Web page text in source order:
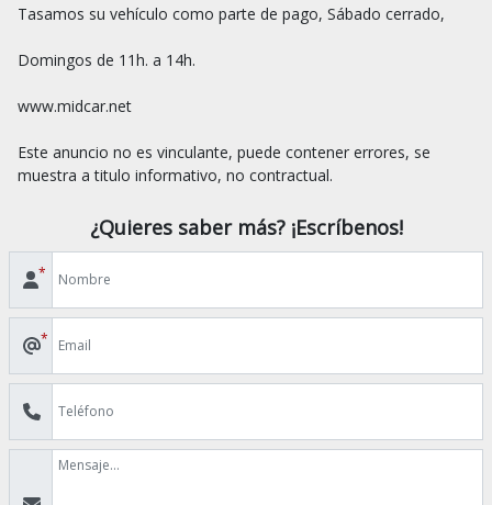
Tasamos su vehículo como parte de pago, Sábado cerrado,
Domingos de 11h. a 14h.
www.midcar.net
Este anuncio no es vinculante, puede contener errores, se
¿Quieres saber más? ¡Escríbenos!
*
*